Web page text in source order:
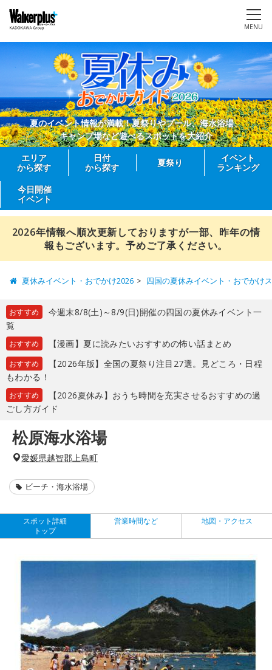
MENU
夏のイベント情報が満載！夏祭りやプール、海水浴場、
キャンプ場など遊べるスポットを大紹介
エリア
から探す
日付
から探す
夏祭り
イベント
ランキング
今日開催
イベント
2026年情報へ順次更新しておりますが一部、昨年の情
報もございます。予めご了承ください。
夏休みイベント・おでかけ2026 四国の夏休みイベント・おでかけ
おすすめ
今週末8/8(土)～8/9(日)開催の四国の夏休みイベント一
覧
おすすめ 【漫画】夏に読みたいおすすめの怖い話まとめ
おすすめ
【2026年版】全国の夏祭り注目27選。見どころ・日程
もわかる！
おすすめ
【2026夏休み】おうち時間を充実させるおすすめの過
ごし方ガイド
松原海水浴場
愛媛県越智郡上島町
ビーチ・海水浴場
スポット詳細
トップ
営業時間など 地図・アクセス